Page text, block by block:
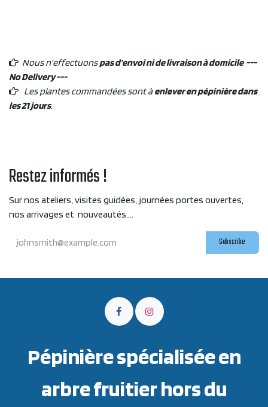
Nous n'effectuonspas d'envoi ni de livraison à domicile ---
No Delivery ---
Les plantes commandées sont àenlever en pépinière dans
les 21 jours.
Restez informés !
Sur nos ateliers, visites guidées, journées portes ouvertes,
nos arrivages et nouveautés....
Subscribe
Pépinière spécialisée en
arbre fruitier hors du